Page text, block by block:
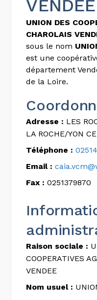
VENDEE
UNION DES
CHAROLAIS
sous le nom
est une
département
de la Loire.
Adresse : LES
LA ROCHE/YON
Téléphone :
Email :
Fax : 0251379870
Raison sociale :
COOPERATIVES
VENDEE
Nom usuel :